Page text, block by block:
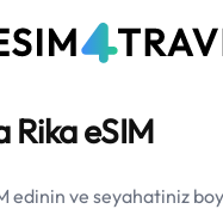
Rika eSIM
edinin ve seyahatiniz